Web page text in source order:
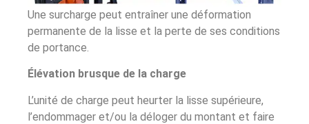
Une surcharge peut entraîner une déformation
permanente de la lisse et la perte de ses conditions
de portance.
Élévation brusque de la charge
L’unité de charge peut heurter la lisse supérieure,
l’endommager et/ou la déloger du montant et faire